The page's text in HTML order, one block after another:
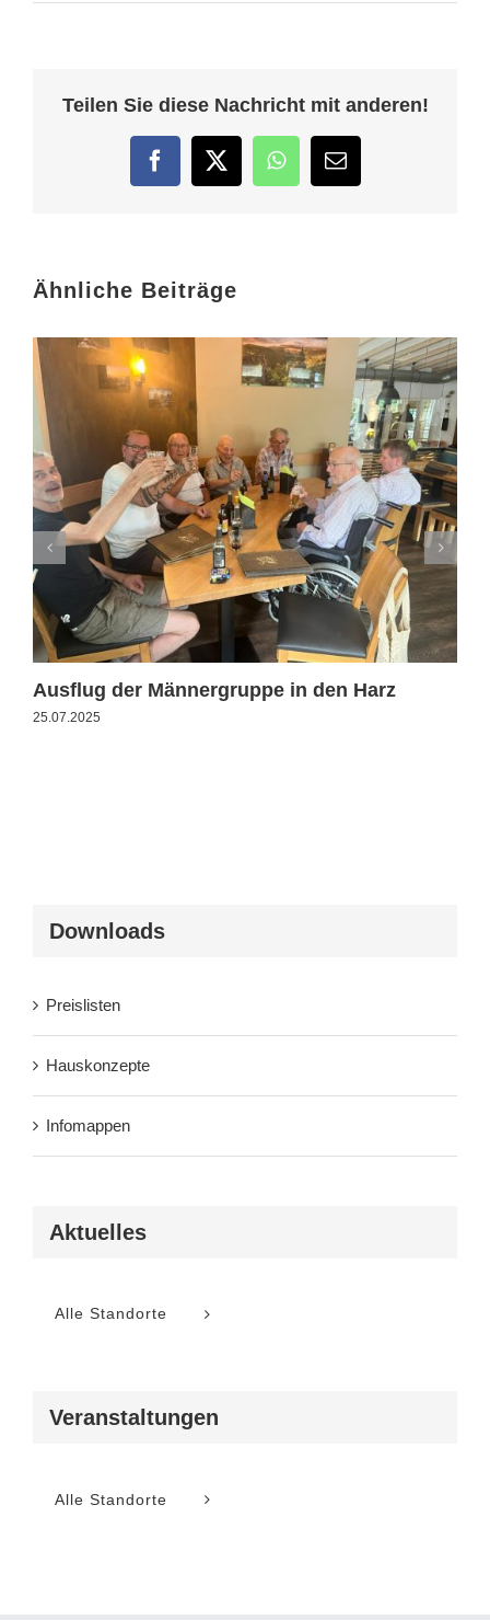
Teilen Sie diese Nachricht mit anderen!
FacebookTwitterWhatsApp
E-
Mail
Ähnliche Beiträge
Ausflug der Männergruppe in den Harz
25.07.2025
Downloads
Preislisten
Hauskonzepte
Infomappen
Aktuelles
Alle Standorte
Veranstaltungen
Alle Standorte